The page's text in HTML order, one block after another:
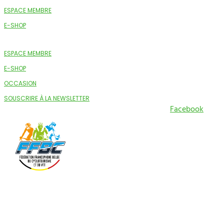
ESPACE MEMBRE
E-SHOP
ESPACE MEMBRE
E-SHOP
OCCASION
SOUSCRIRE À LA NEWSLETTER
Facebook